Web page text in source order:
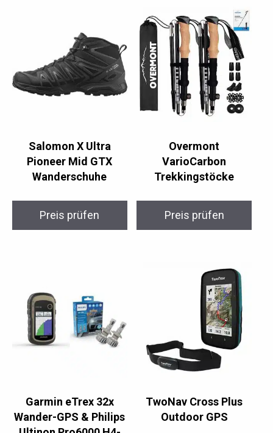
Salomon X Ultra
Pioneer Mid GTX
Wanderschuhe
Preis prüfen
Overmont
VarioCarbon
Trekkingstöcke
Preis prüfen
Garmin eTrex 32x
Wander-GPS & Philips
TwoNav Cross Plus
Outdoor GPS